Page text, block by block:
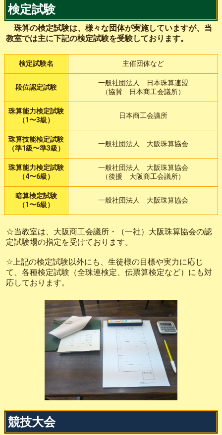
検定試験
珠算の検定試験は、様々な団体が実施していますが、当
教室では主に下記の検定試験を受験しております。
検定試験名 主催団体など
段位認定試験
一般社団法人 日本珠算連盟
（協賛 日本商工会議所）
珠算能力検定試験
（1〜3級）
日本商工会議所
珠算技能検定試験
（準1級〜準3級）
一般社団法人 大阪珠算協会
珠算能力検定試験
（4〜6級）
一般社団法人 大阪珠算協会
（後援 大阪商工会議所）
暗算検定試験
（1〜6級）
一般社団法人 大阪珠算協会
☆当教室は、大阪商工会議所・（一社）大阪珠算協会の認
定試験場の指定を受けております。
☆上記の検定試験以外にも、生徒様の目標や実力に応じ
て、各種検定試験（全珠連検定、伝票算検定など）にも対
応しております。
競技大会